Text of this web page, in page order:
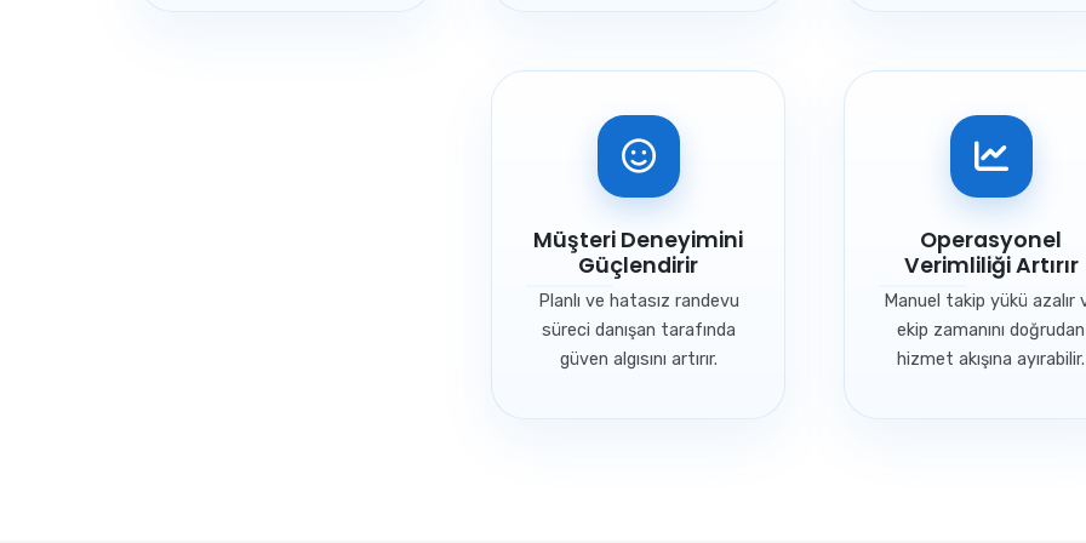
Müşteri Deneyimini
Güçlendirir
Planlı ve hatasız randevu
süreci danışan tarafında
güven algısını artırır.
Operasyonel
Verimliliği Artırır
Manuel takip yükü azalır
ekip zamanını doğrudan
hizmet akışına ayırabilir.